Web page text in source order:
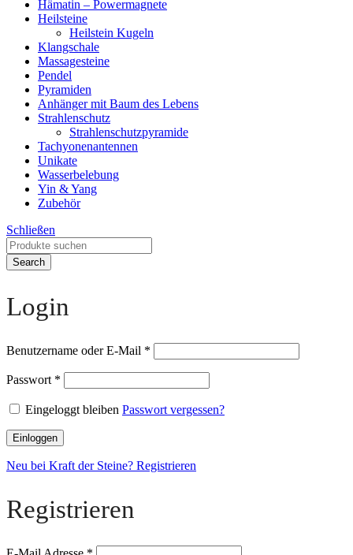
Hämatin – Powermagnete
Heilsteine
Heilstein Kugeln
Klangschale
Massagesteine
Pendel
Pyramiden
Anhänger mit Baum des Lebens
Strahlenschutz
Strahlenschutzpyramide
Tachyonenantennen
Unikate
Wasserbelebung
Yin & Yang
Zubehör
Schließen
Search
Login
Benutzername oder E-Mail *
Passwort *
Eingeloggt bleiben Passwort vergessen?
Einloggen
Neu bei Kraft der Steine? Registrieren
Registrieren